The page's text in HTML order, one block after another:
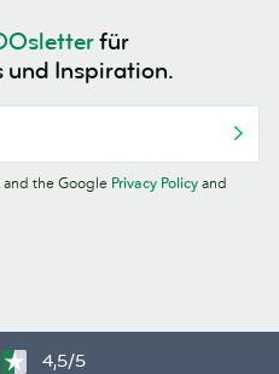
für
und Inspiration.
and the Google Privacy Policy and
4,5/5